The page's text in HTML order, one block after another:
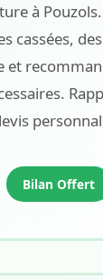
à
cassées,
et
Bilan Offert